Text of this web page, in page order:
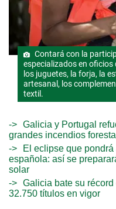
Contará con la
especializados en oficios
los juguetes, la forja, la
artesanal, los
textil.
Galicia y Portugal
grandes incendios
El eclipse que
española: así se
solar
Galicia bate su
32.750 títulos en vigor